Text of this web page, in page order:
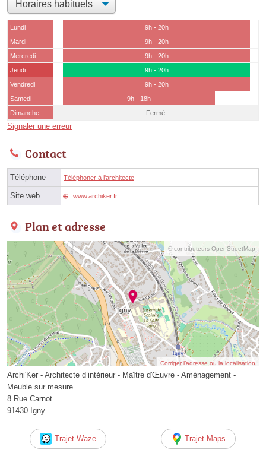
Lundi
9h - 20h
Mardi
9h - 20h
Mercredi
9h - 20h
Jeudi
9h - 20h
Vendredi
9h - 20h
Samedi
9h - 18h
Dimanche
Fermé
Signaler une erreur
Contact
Téléphone Téléphoner à l'architecte
Site web www.archiker.fr
Plan et adresse
© contributeurs OpenStreetMap
Corriger l’adresse ou la localisation
Archi'Ker - Architecte d’intérieur - Maître d'Œuvre - Aménagement -
Meuble sur mesure
8 Rue Carnot
91430 Igny
Trajet Waze Trajet Maps